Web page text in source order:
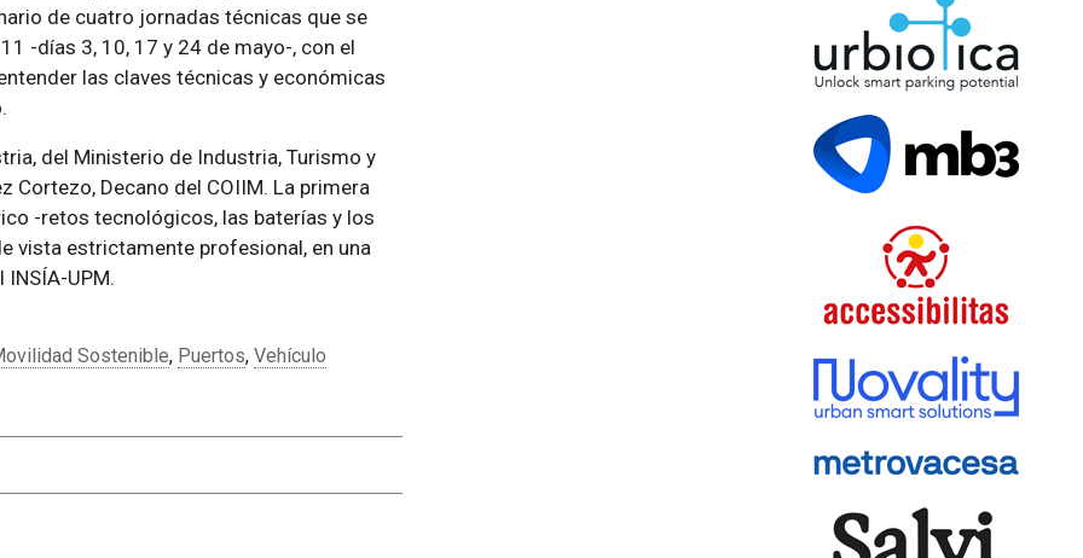
de cuatro jornadas técnicas que se
-días 3, 10, 17 y 24 de mayo-, con el
las claves técnicas y económicas
del Ministerio de Industria, Turismo y
Cortezo, Decano del COIIM. La primera
-retos tecnológicos, las baterías y los
vista estrictamente profesional, en una
UPM.
Sostenible, Puertos, Vehículo